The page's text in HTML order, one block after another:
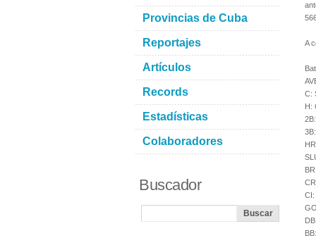
A
C:
H:
CI:
Provincias de Cuba
Reportajes
Artículos
Records
Estadísticas
Colaboradores
Buscador